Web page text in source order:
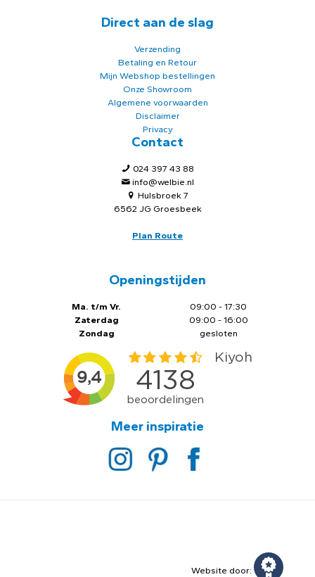
Direct aan de slag
Verzending
Betaling en Retour
Mijn Webshop bestellingen
Onze Showroom
Algemene voorwaarden
Disclaimer
Privacy
Contact
024 397 43 88
info@welbie.nl
Hulsbroek 7
6562 JG Groesbeek
Plan Route
Openingstijden
Ma. t/m Vr.
Zaterdag
Zondag
09:00 - 17:30
09:00 - 16:00
gesloten
Meer inspiratie
Website door: